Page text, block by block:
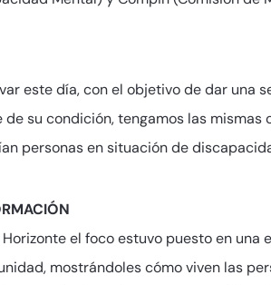
este día, con el objetivo de dar una
su condición, tengamos las
personas en situación de
Horizonte el foco estuvo puesto en
mostrándoles cómo viven las